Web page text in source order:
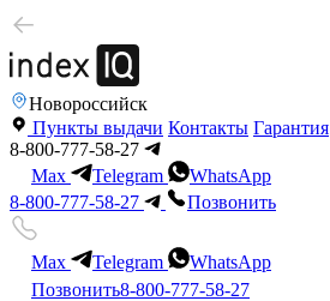
Новороссийск
Пункты выдачи Контакты Гарантия
8-800-777-58-27
Max
Telegram
WhatsApp
8-800-777-58-27
Позвонить
Max Telegram
WhatsApp
Позвонить8-800-777-58-27